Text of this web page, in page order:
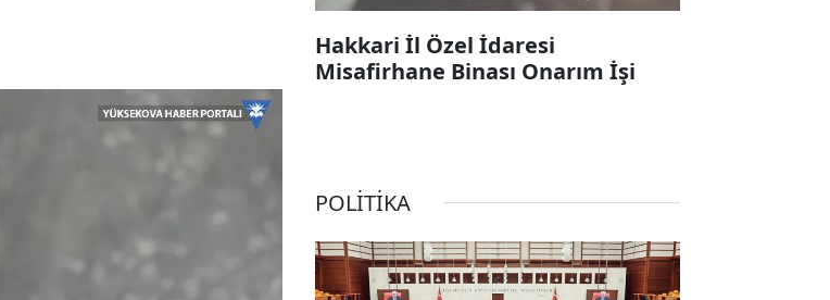
Hakkari İl Özel İdaresi
Misafirhane Binası Onarım İşi
POLİTİKA